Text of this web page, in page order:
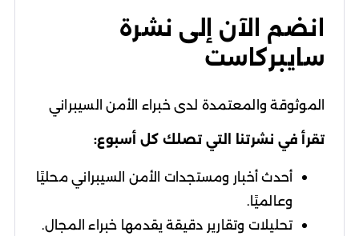
انضم الآن إلى نشرة
سايبركاست
الموثوقة والمعتمدة لدى خبراء الأمن السيبراني
تقرأ في نشرتنا التي تصلك كل أسبوع:
أحدث أخبار ومستجدات الأمن السيبراني محليًا
وعالميًا.
تحليلات وتقارير دقيقة يقدمها خبراء المجال.